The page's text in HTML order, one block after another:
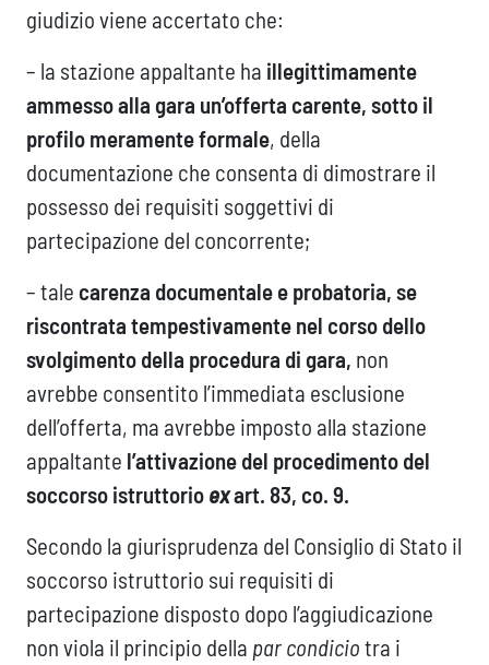
giudizio viene accertato che:
– la stazione appaltante ha illegittimamente
ammesso alla gara un’offerta carente, sotto il
profilo meramente formale, della
documentazione che consenta di dimostrare il
possesso dei requisiti soggettivi di
partecipazione del concorrente;
– tale carenza documentale e probatoria, se
riscontrata tempestivamente nel corso dello
svolgimento della procedura di gara, non
avrebbe consentito l’immediata esclusione
dell’offerta, ma avrebbe imposto alla stazione
appaltante l’attivazione del procedimento del
soccorso istruttorio exart. 83, co. 9.
Secondo la giurisprudenza del Consiglio di Stato il
soccorso istruttorio sui requisiti di
partecipazione disposto dopo l’aggiudicazione
non viola il principio della par condicio tra i